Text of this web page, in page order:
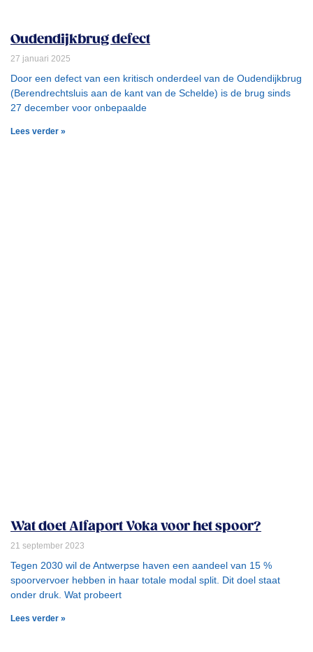
Oudendijkbrug defect
27 januari 2025
Door een defect van een kritisch onderdeel van de Oudendijkbrug
(Berendrechtsluis aan de kant van de Schelde) is de brug sinds
27 december voor onbepaalde
Lees verder »
Wat doet Alfaport Voka voor het spoor?
21 september 2023
Tegen 2030 wil de Antwerpse haven een aandeel van 15 %
spoorvervoer hebben in haar totale modal split. Dit doel staat
onder druk. Wat probeert
Lees verder »